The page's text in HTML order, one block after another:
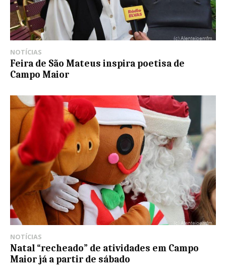
NOTÍCIAS
Feira de São Mateus inspira poetisa de
Campo Maior
NOTÍCIAS
Natal “recheado” de atividades em Campo
Maior já a partir de sábado